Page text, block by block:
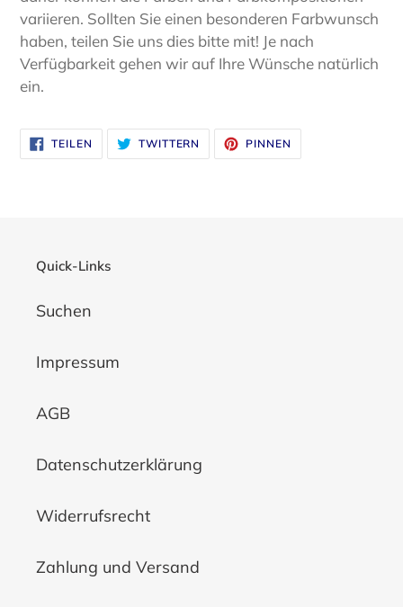
variieren. Sollten Sie einen besonderen Farbwunsch
haben, teilen Sie uns dies bitte mit! Je nach
Verfügbarkeit gehen wir auf Ihre Wünsche natürlich
ein.
TEILEN
FACEBOOK
TEILEN
TWITTERN AUF
TWITTER
TWITTERN
PINNEN
PINNEN
Quick-Links
Suchen
Impressum
AGB
Datenschutzerklärung
Widerrufsrecht
Zahlung und Versand